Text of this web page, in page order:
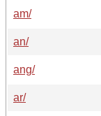
am/
an/
ang/
ar/